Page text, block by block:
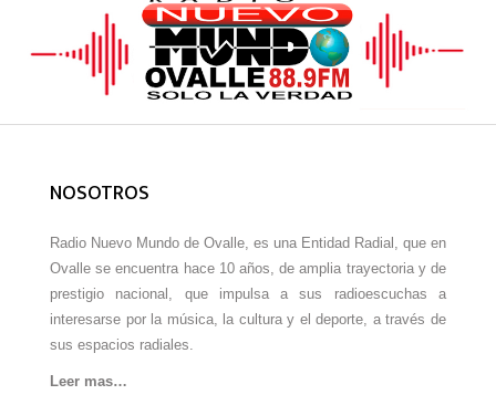
NOSOTROS
Radio Nuevo Mundo de Ovalle, es una Entidad Radial, que en
Ovalle se encuentra hace 10 años, de amplia trayectoria y de
prestigio nacional, que impulsa a sus radioescuchas a
interesarse por la música, la cultura y el deporte, a través de
sus espacios radiales.
Leer mas…